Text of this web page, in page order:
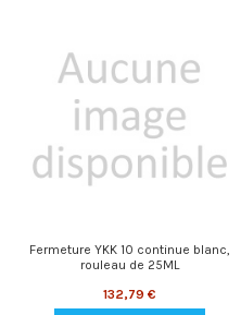
Fermeture YKK 10 continue blanc,
rouleau de 25ML
132,79 €